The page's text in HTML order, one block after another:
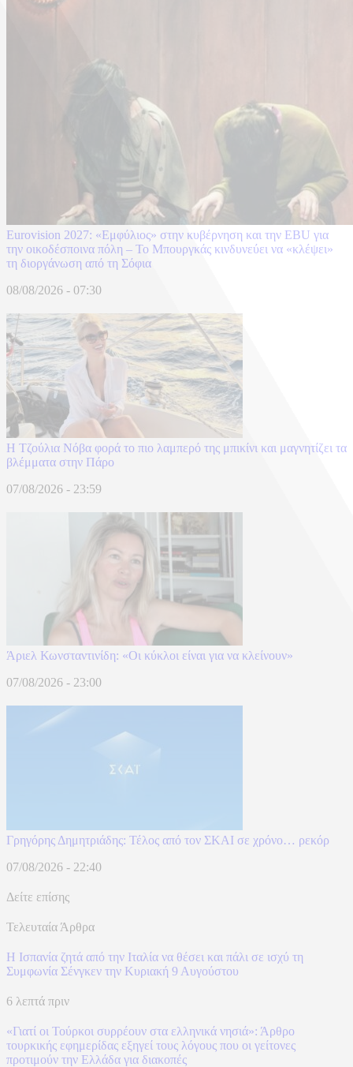
Eurovision 2027: «Εμφύλιος» στην κυβέρνηση και την EBU για
την οικοδέσποινα πόλη – Το Μπουργκάς κινδυνεύει να «κλέψει»
τη διοργάνωση από τη Σόφια
08/08/2026 - 07:30
Η Τζούλια Νόβα φορά το πιο λαμπερό της μπικίνι και μαγνητίζει τα
βλέμματα στην Πάρο
07/08/2026 - 23:59
Άριελ Κωνσταντινίδη: «Oι κύκλοι είναι για να κλείνουν»
07/08/2026 - 23:00
Γρηγόρης Δημητριάδης: Τέλος από τον ΣΚΑΙ σε χρόνο… ρεκόρ
07/08/2026 - 22:40
Δείτε επίσης
Τελευταία Άρθρα
H Ισπανία ζητά από την Ιταλία να θέσει και πάλι σε ισχύ τη
Συμφωνία Σένγκεν την Κυριακή 9 Αυγούστου
6 λεπτά πριν
«Γιατί οι Τούρκοι συρρέουν στα ελληνικά νησιά»: Άρθρο
τουρκικής εφημερίδας εξηγεί τους λόγους που οι γείτονες
προτιμούν την Ελλάδα για διακοπές